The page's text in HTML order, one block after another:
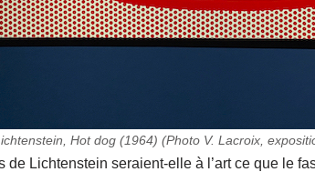
Hot dog (1964) (Photo V. Lacroix,
de Lichtenstein seraient-elle à l’art ce que le